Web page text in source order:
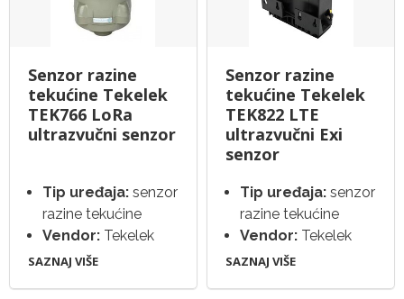
Senzor razine
tekućine Tekelek
TEK766 LoRa
ultrazvučni senzor
Tip uređaja: senzor
razine tekućine
Vendor: Tekelek
SAZNAJ VIŠE
Senzor razine
tekućine Tekelek
TEK822 LTE
ultrazvučni Exi
senzor
Tip uređaja: senzor
razine tekućine
Vendor: Tekelek
SAZNAJ VIŠE